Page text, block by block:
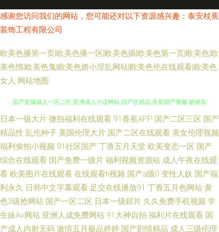
感谢您访问我们的网站，您可能还对以下资源感兴趣：泰安杖蕉
装饰工程有限公司
欧美色播第一页|欧美色播一区|欧美色插|欧美色第一页|欧美色|欧
美色惰|欧美色鬼|欧美色娇小淫乱网站|欧美色伦在线观看|欧美色
女人 网站地图
亚洲欧洲成人免费福利 自拍31区 海角资源总站 亚洲三级片网址 91v精品久
国产盗摄成人一区二区 亚洲成人小说网站 国产区精品 香蕉国产视频 超碰东
京人人 日韩骚片 99视频自拍在线 污污色色的视频在线看 超碰在线国产日韩
婷婷五月天色网 日韩免看一级a 91一区二区视频 久久精品国产精品 精品25
区 91大神导航 韩国性爱 亚洲成人91黄色 国产17页 色婷婷久久综 91亚洲 久
日本一级大片 微拍福利在线观看 91香蕉APP 国产二区三区 国产
精品性 乱伦种子 美国伦理大片 国产二区在线观看 美女伦理视频
福利偷拍小视频 91社区国产 丁香五月天堂 欧美变态一区 国产
综合在线观看 国产免费一级片 福利视频资源站 成人午夜在线观
看 欧美图片在线观看 在线观看h视频 国产a级0 变性人妖 国产福
利永久 日韩中文字幕观看 足交在线播放91 丁香五月色网站 黄
色3级抢网站 国产一区二区 日本一级婬片 久久免费手机视频 学
生妹Av网站 亚洲人成免费网站 91大神自拍 福利片在线观看 国
产成人内射无码 激情五月极品婷婷 国产剧情精品 成人三级伦理